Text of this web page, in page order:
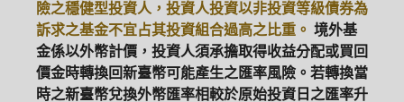
險之穩健型投資人，投資人投資以非投資等級債券為
訴求之基金不宜占其投資組合過高之比重。 境外基
金係以外幣計價，投資人須承擔取得收益分配或買回
價金時轉換回新臺幣可能產生之匯率風險。若轉換當
時之新臺幣兌換外幣匯率相較於原始投資日之匯率升